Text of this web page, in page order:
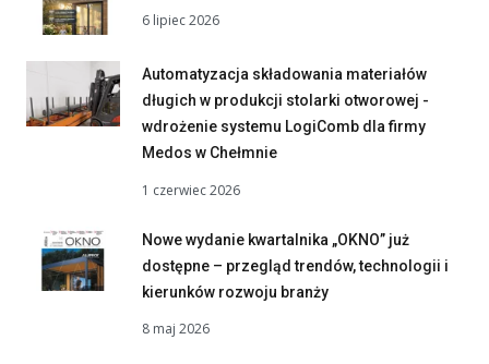
6 lipiec 2026
Automatyzacja składowania materiałów
długich w produkcji stolarki otworowej -
wdrożenie systemu LogiComb dla firmy
Medos w Chełmnie
1 czerwiec 2026
Nowe wydanie kwartalnika „OKNO” już
dostępne – przegląd trendów, technologii i
kierunków rozwoju branży
8 maj 2026